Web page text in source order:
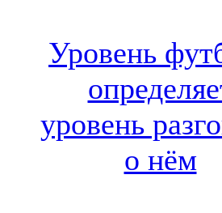
Уровень
уровень
о нём